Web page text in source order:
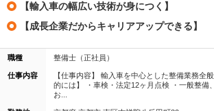
【輸入車の幅広い技術が身につく】
【成長企業だからキャリアアップできる】
職種 整備士（正社員）
仕事内容
【仕事内容】 輸入車を中心とした整備業務全
的には】 ・車検・法定12ヶ月点検 ・一般整備
お...